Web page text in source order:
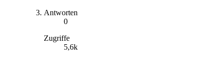
Antworten
0
Zugriffe
5,6k